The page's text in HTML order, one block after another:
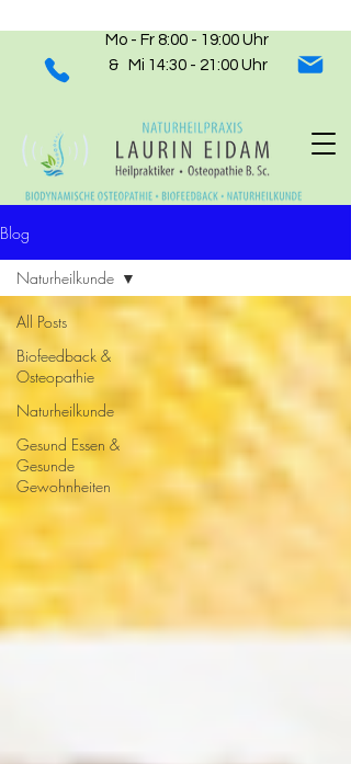
Mo - Fr 8:00 - 19:00 Uhr
& Mi 14:30 - 21:00 Uhr
Blog
All Posts
Biofeedback &
Osteopathie
Naturheilkunde
Gesund Essen &
Gesunde
Gewohnheiten
Naturheilkunde